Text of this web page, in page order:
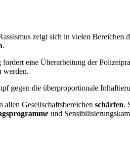
zeigt sich in vielen
.
eine Überarbeitung der
werden.
gegen die überproportionale
allen Gesellschaftsbereichen schärfen.
und